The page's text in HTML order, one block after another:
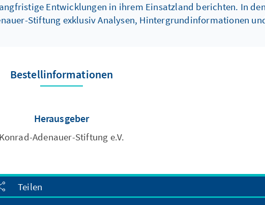
Entwicklungen in ihrem Einsatzland berichten. In
Stiftung exklusiv Analysen, Hintergrundinformationen
Bestellinformationen
Herausgeber
Konrad-Adenauer-Stiftung e.V.
Teilen